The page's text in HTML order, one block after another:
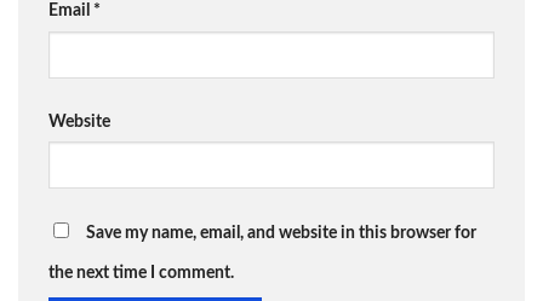
Email *
Website
Save my name, email, and website in this browser for
the next time I comment.